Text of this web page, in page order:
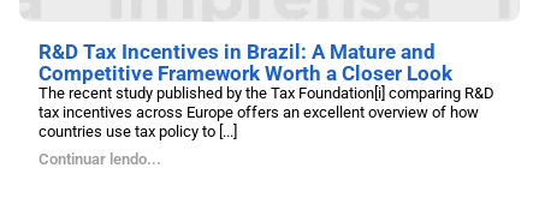
R&D Tax Incentives in Brazil: A Mature and
Competitive Framework Worth a Closer Look
The recent study published by the Tax Foundation[i] comparing R&D
tax incentives across Europe offers an excellent overview of how
countries use tax policy to [...]
Continuar lendo...